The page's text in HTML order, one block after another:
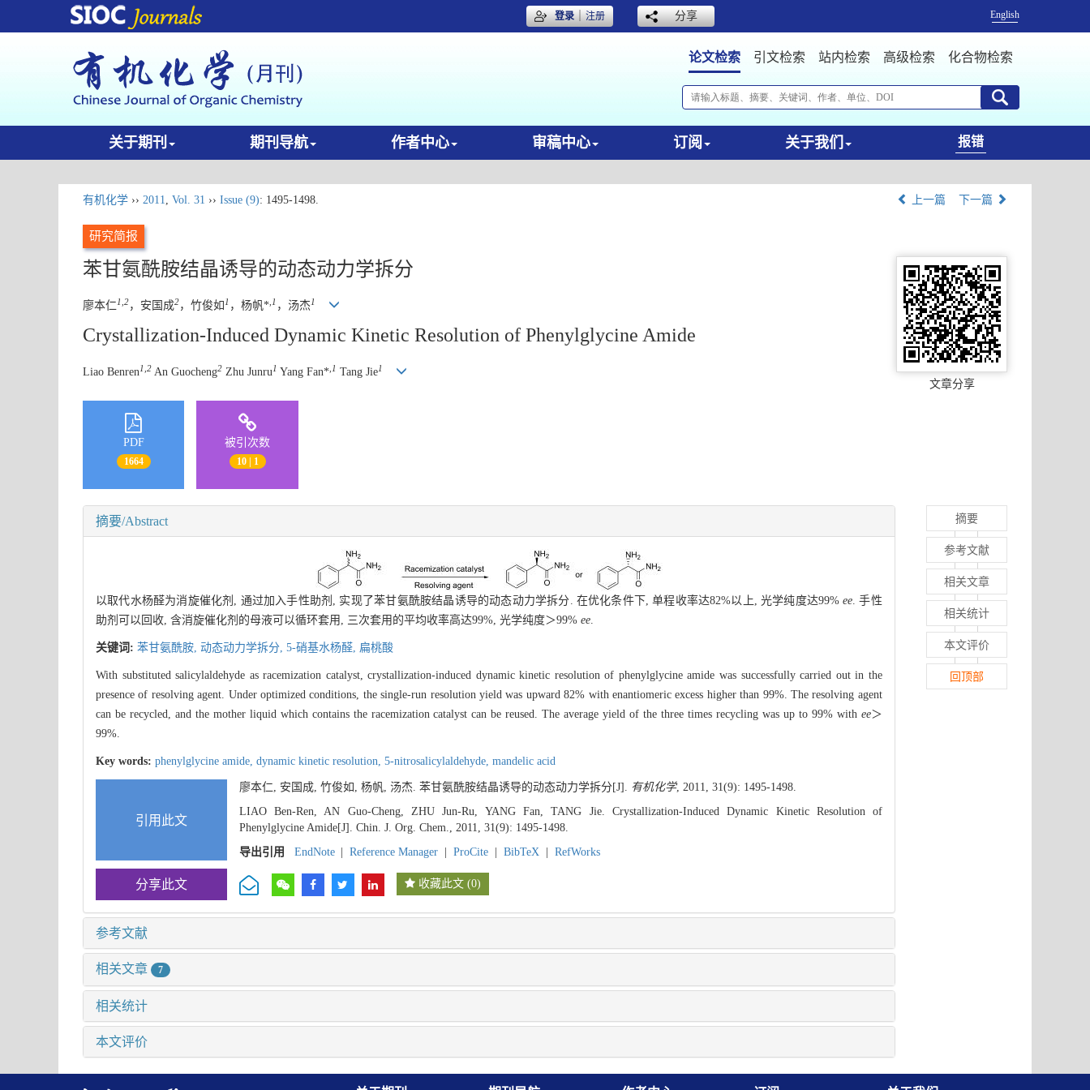
登录｜注册 分享 English
论文检索 引文检索 站内检索 高级检索 化合物检索
关于期刊 期刊导航 作者中心 审稿中心 订阅 关于我们 报错
有机化学 ›› 2011, Vol. 31 ›› Issue (9): 1495-1498. 上一篇 下一篇
研究简报
苯甘氨酰胺结晶诱导的动态动力学拆分
廖本仁 1,2，安国成2，竹俊如 1 ，杨帆* 1 ，汤杰 1
Crystallization-Induced Dynamic Kinetic Resolution of Phenylglycine Amide
Liao Benren 1,2 An Guocheng2 Zhu Junru 1 Yang Fan* 1 Tang Jie1
文章分享
PDF
1664
被引次数
10 | 1
摘要/Abstract
以取代水杨醛为消旋催化剂, 通过加入手性助剂, 实现了苯甘氨酰胺结晶诱导的动态动力学拆分. 在优化条件下, 单程收率达82%以上, 光学纯度达99%ee. 手性
助剂可以回收, 含消旋催化剂的母液可以循环套用, 三次套用的平均收率高达99%, 光学纯度＞99% ee.
关键词: 苯甘氨酰胺, 动态动力学拆分, 5-硝基水杨醛, 扁桃酸
With substituted salicylaldehyde as racemization catalyst, crystallization-induced dynamic kinetic resolution of phenylglycine amide was successfully carried out in the
presence of resolving agent. Under optimized conditions, the single-run resolution yield was upward 82% with enantiomeric excess higher than 99%. The resolving agent
can be recycled, and the mother liquid which contains the racemization catalyst can be reused. The average yield of the three times recycling was up to 99% with ee＞
99%.
Key words: phenylglycine amide, dynamic kinetic resolution, 5-nitrosalicylaldehyde, mandelic acid
引用此文
廖本仁, 安国成, 竹俊如, 杨帆, 汤杰. 苯甘氨酰胺结晶诱导的动态动力学拆分[J]. 有机化学, 2011, 31(9): 1495-1498.
LIAO Ben-Ren, AN Guo-Cheng, ZHU Jun-Ru, YANG Fan, TANG Jie. Crystallization-Induced Dynamic Kinetic Resolution of
Phenylglycine Amide[J]. Chin. J. Org. Chem., 2011, 31(9): 1495-1498.
导出引用
EndNote Reference Manager ProCite BibTeX RefWorks
分享此文 收藏此文 (0)
参考文献
相关文章 7
相关统计
本文评价
摘要
参考文献
相关文章
相关统计
本文评价
回顶部